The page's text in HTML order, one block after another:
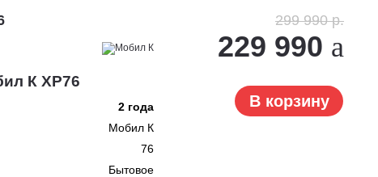
К XP76
2 года
Мобил К
76
Бытовое
299 990 р.
229 990
В корзину